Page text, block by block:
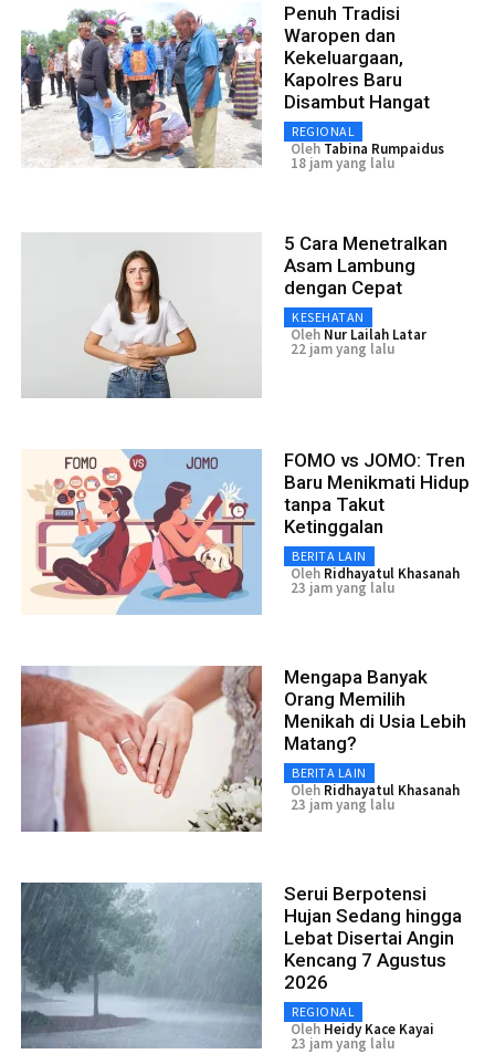
Penuh Tradisi
Waropen dan
Kekeluargaan,
Kapolres Baru
Disambut Hangat
REGIONAL
Oleh Tabina Rumpaidus
18 jam yang lalu
5 Cara Menetralkan
Asam Lambung
dengan Cepat
KESEHATAN
Oleh Nur Lailah Latar
22 jam yang lalu
FOMO vs JOMO: Tren
Baru Menikmati Hidup
tanpa Takut
Ketinggalan
BERITA LAIN
Oleh Ridhayatul Khasanah
23 jam yang lalu
Mengapa Banyak
Orang Memilih
Menikah di Usia Lebih
Matang?
BERITA LAIN
Oleh Ridhayatul Khasanah
23 jam yang lalu
Serui Berpotensi
Hujan Sedang hingga
Lebat Disertai Angin
Kencang 7 Agustus
2026
REGIONAL
Oleh Heidy Kace Kayai
23 jam yang lalu